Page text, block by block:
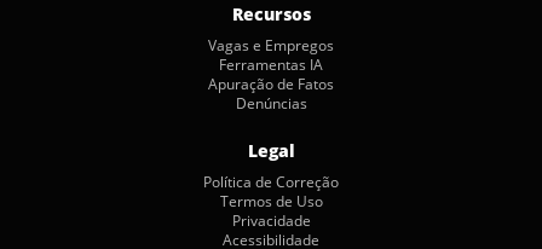
Recursos
Vagas e Empregos
Ferramentas IA
Apuração de Fatos
Denúncias
Legal
Política de Correção
Termos de Uso
Privacidade
Acessibilidade